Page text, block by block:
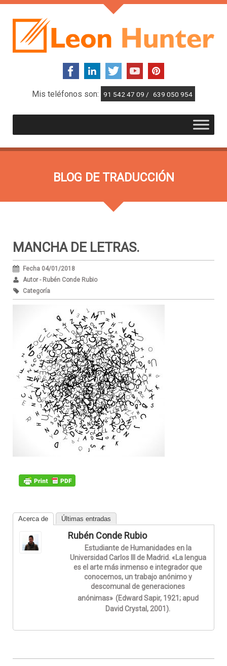
Mis teléfonos son: 91 542 47 09 / 639 050 954
BLOG DE TRADUCCIÓN
MANCHA DE LETRAS.
Fecha 04/01/2018
Autor - Rubén Conde Rubio
Categoría
Acerca de Últimas entradas
Rubén Conde Rubio
Estudiante de Humanidades en la
Universidad Carlos III de Madrid. «La lengua
es el arte más inmenso e integrador que
conocemos, un trabajo anónimo y
descomunal de generaciones
anónimas» (Edward Sapir, 1921; apud
David Crystal, 2001).